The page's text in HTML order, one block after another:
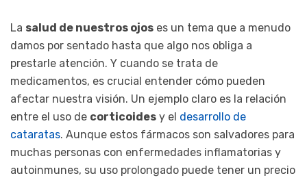
La salud de nuestros ojos es un tema que a menudo
damos por sentado hasta que algo nos obliga a
prestarle atención. Y cuando se trata de
medicamentos, es crucial entender cómo pueden
afectar nuestra visión. Un ejemplo claro es la relación
entre el uso de corticoides y el desarrollo de
cataratas. Aunque estos fármacos son salvadores para
muchas personas con enfermedades inflamatorias y
autoinmunes, su uso prolongado puede tener un precio